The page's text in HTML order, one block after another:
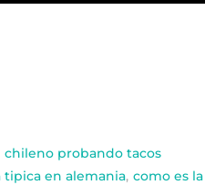
chileno probando tacos
en alemania, como es la